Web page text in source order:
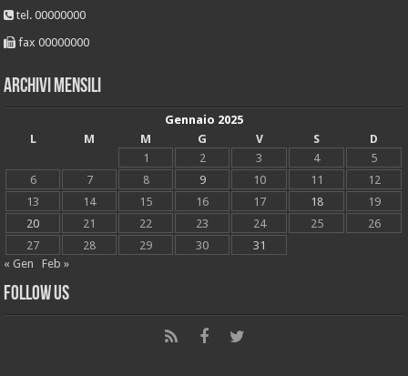
tel. 00000000
fax 00000000
Archivi mensili
Gennaio 2025
L
M M G V S
D
1
2 3 4
5
6
7 8 9 10 11
12
13
14 15 16 17 18
19
20
21 22 23 24 25
26
27
28 29 30
31
« Gen
Feb »
Follow Us